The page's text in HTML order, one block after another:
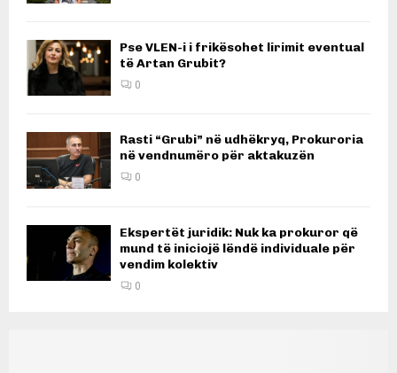
Pse VLEN-i i frikësohet lirimit eventual
të Artan Grubit?
0
Rasti “Grubi” në udhëkryq, Prokuroria
në vendnumëro për aktakuzën
0
Ekspertët juridik: Nuk ka prokuror që
mund të iniciojë lëndë individuale për
vendim kolektiv
0